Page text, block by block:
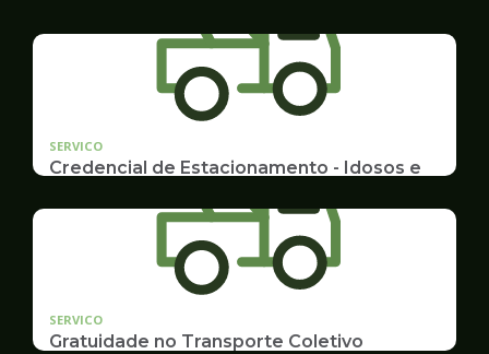
SERVICO
Credencial de Estacionamento - Idosos e
Cadastramento e Renovação
SERVICO
Gratuidade no Transporte Coletivo